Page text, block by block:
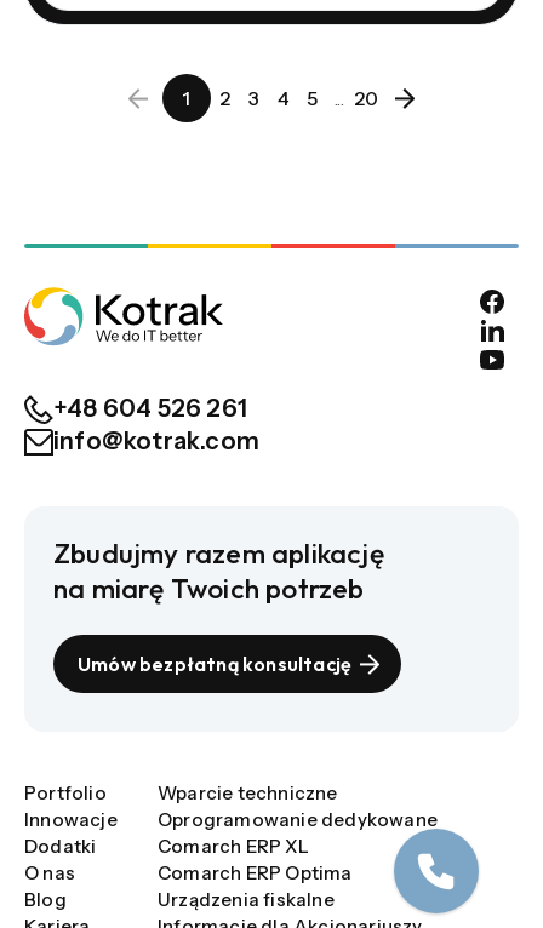
1 2 3 4 5 ... 20
+48 604 526 261
info@kotrak.com
Portfolio
Innowacje
Dodatki
O nas
Blog
Wparcie techniczne
Oprogramowanie dedykowane
Comarch ERP XL
Comarch ERP Optima
Urządzenia fiskalne
Zbudujmy razem aplikację
na miarę Twoich potrzeb
Umów bezpłatną konsultację